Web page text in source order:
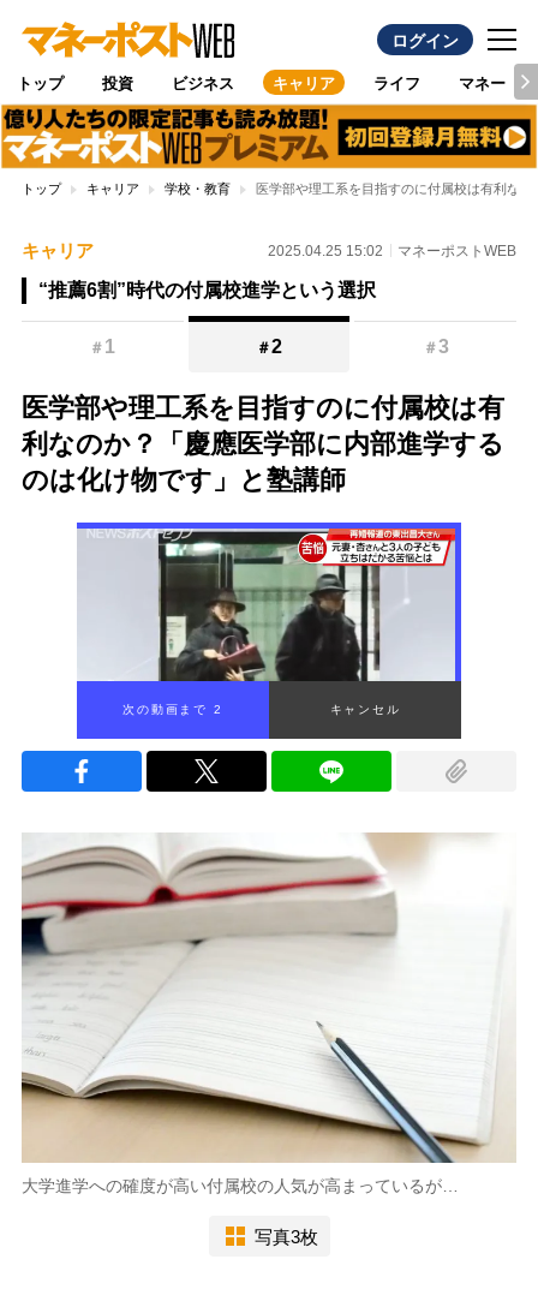
ログイン
トップ 投資 ビジネス キャリア ライフ マネー
トップ キャリア 学校・教育 医学部や理工系を目指すのに付属校は有利な
キャリア 2025.04.25 15:02 マネーポストWEB
“推薦6割”時代の付属校進学という選択
＃ 1 ＃2 ＃3
医学部や理工系を目指すのに付属校は有
利なのか？「慶應医学部に内部進学する
のは化け物です」と塾講師
次の動画まで 1 キャンセル
大学進学への確度が高い付属校の人気が高まっているが…
写真3枚